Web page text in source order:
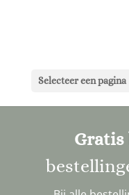
Selecteer een pagina
Gratis